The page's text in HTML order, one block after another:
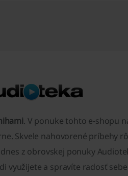
. V ponuke tohto e-shopu
Skvele nahovorené príbehy
z obrovskej ponuky
využijete a spravíte radosť